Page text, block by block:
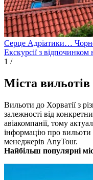
Серце Адріатики…
Екскурсії з відпочинком
1 /
Міста вильотів
Вильоти до Хорватії з
залежності від
авіакомпанії, тому
інформацію про вильоти
менеджерів AnyTour.
Найбільш популярні